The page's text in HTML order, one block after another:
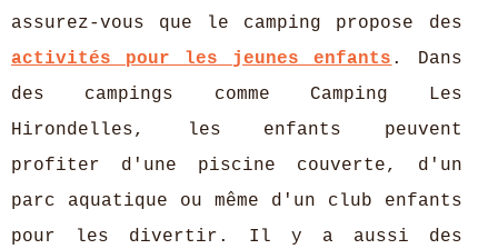
assurez-vous que le camping propose des
activités pour les jeunes enfants . Dans
des campings comme Camping Les
Hirondelles, les enfants peuvent
profiter d'une piscine couverte, d'un
parc aquatique ou même d'un club enfants
pour les divertir. Il y a aussi des